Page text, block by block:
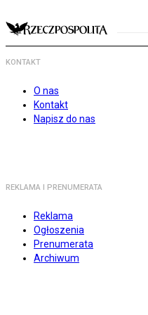
KONTAKT
O nas
Kontakt
Napisz do nas
REKLAMA I PRENUMERATA
Reklama
Ogłoszenia
Prenumerata
Archiwum